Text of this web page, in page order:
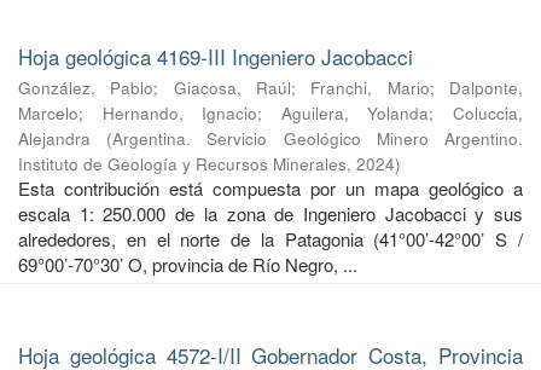
Hoja geológica 4169-III Ingeniero Jacobacci
González, Pablo; Giacosa, Raúl; Franchi, Mario; Dalponte,
Marcelo; Hernando, Ignacio; Aguilera, Yolanda;Coluccia,
Alejandra
(Argentina. Servicio Geológico Minero Argentino.
Instituto de Geología y Recursos Minerales, 2024)
Esta contribución está compuesta por un mapa geológico a
escala 1: 250.000 de la zona de Ingeniero Jacobacci y sus
alrededores, en el norte de la Patagonia (41°00’-42°00’ S /
69°00’-70°30’ O, provincia de Río Negro, ...
Hoja geológica 4572-I/II Gobernador Costa, Provincia